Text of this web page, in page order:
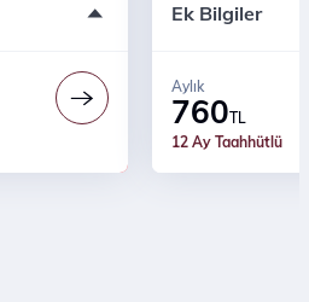
Konuşma
Ek Bilgiler
Sınırsız
Türk
Ücretsiz Dijital
12 Ay Taahhütlü
760TL
Aylık